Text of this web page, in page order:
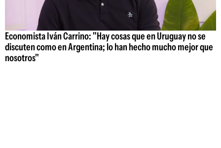
Economista Iván Carrino: "Hay cosas que en Uruguay no se
discuten como en Argentina; lo han hecho mucho mejor que
nosotros"